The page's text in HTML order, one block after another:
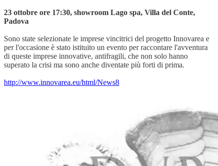
23 ottobre ore 17:30, showroom Lago spa, Villa del Conte,
Padova
Sono state selezionate le imprese vincitrici del progetto Innovarea e
per l'occasione è stato istituito un evento per raccontare l'avventura
di queste imprese innovative, antifragili, che non solo hanno
superato la crisi ma sono anche diventate più forti di prima.
http://www.innovarea.eu/html/News8